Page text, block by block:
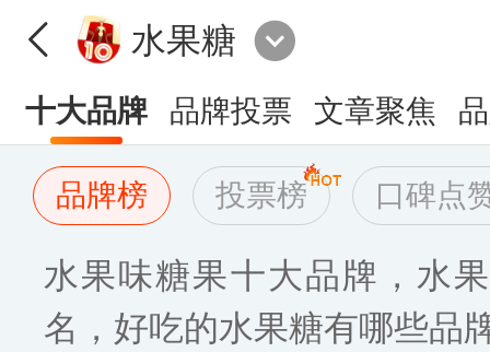
水果糖
十大品牌 品牌投票 文章聚焦
品牌榜 投票榜 口碑点
水果味糖果十大品牌，水
名，好吃的水果糖有哪些品